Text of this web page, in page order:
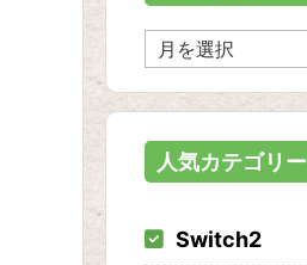
ー
カ
イ
ブ
人気カテゴリー
Switch2